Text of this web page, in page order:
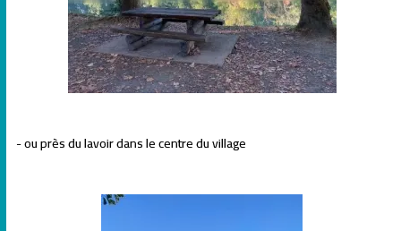
- ou près du lavoir dans le centre du village